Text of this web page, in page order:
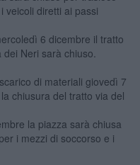
veicoli diretti ai passi
6 dicembre il tratto
Neri sarà chiuso.
di materiali giovedì 7
chiusura del tratto via del
la piazza sarà chiusa
i mezzi di soccorso e i